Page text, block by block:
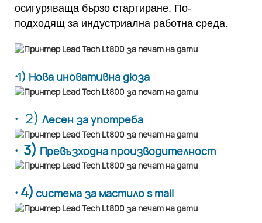
осигуряваща бързо стартиране. По-
подходящ за индустриална работна среда.
·1) Нова иновативна дюза
· 2) Лесен за употреба
· 3) Превъзходна производителност
· 4) система за мастило s mall